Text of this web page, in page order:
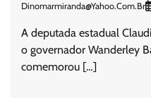
Dinomarmiranda@yahoo.com.br
A deputada estadual
o governador Wanderley
comemorou […]